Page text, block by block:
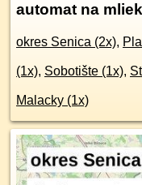
automat na
okres Senica (2x),
(1x), Sobotište (1x),
Malacky (1x)